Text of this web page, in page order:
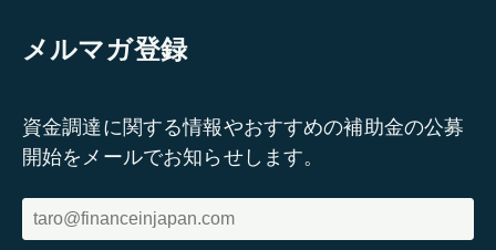
メルマガ登録
資金調達に関する情報やおすすめの補助金の公募
開始をメールでお知らせします。